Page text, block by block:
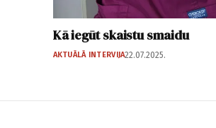
Kā iegūt skaistu smaidu
AKTUĀLĀ INTERVIJA22.07.2025.